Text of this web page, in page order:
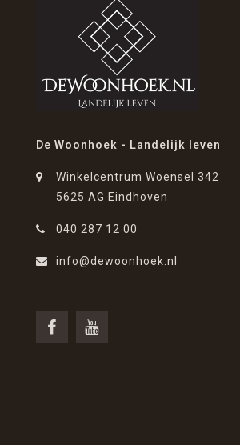
De Woonhoek - Landelijk leven
Winkelcentrum Woensel 342
5625 AG Eindhoven
040 287 12 00
info@dewoonhoek.nl